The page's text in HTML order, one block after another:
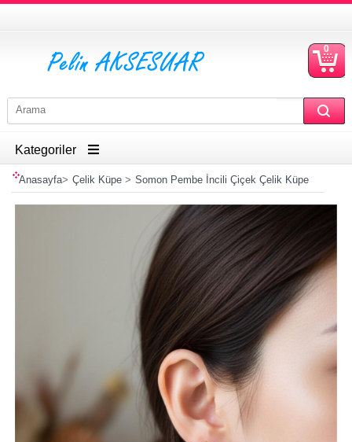
0
Kategoriler
Anasayfa> Çelik Küpe> Somon Pembe İncili Çiçek Çelik Küpe